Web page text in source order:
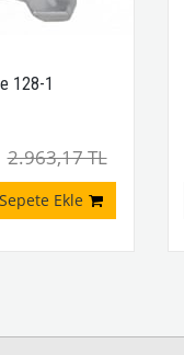
128-1
2.963,17 TL
Sepete Ekle